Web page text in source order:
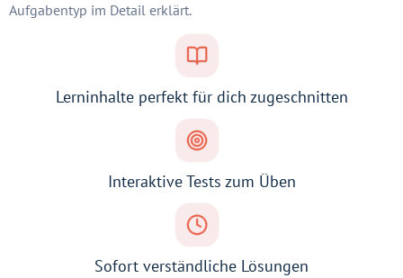
Aufgabentyp im Detail erklärt.
Lerninhalte perfekt für dich zugeschnitten
Interaktive Tests zum Üben
Sofort verständliche Lösungen